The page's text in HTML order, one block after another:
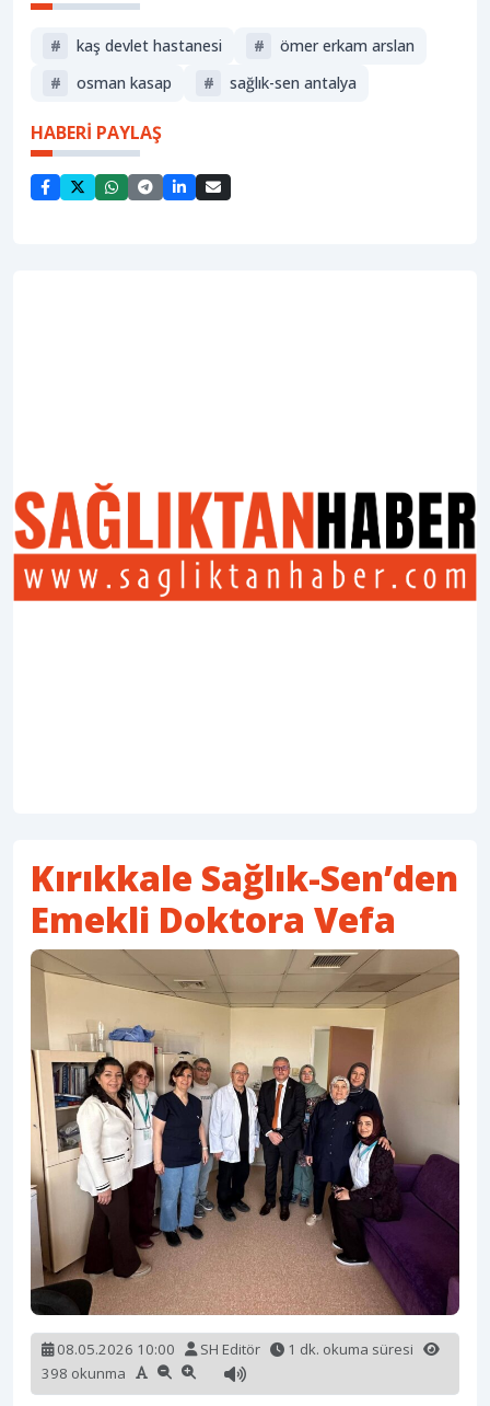
# kaş devlet hastanesi #
ömer erkam arslan
#
osman kasap # sağlık-sen antalya
HABERİ PAYLAŞ
Kırıkkale Sağlık-Sen’den
Emekli Doktora Vefa
08.05.2026 10:00 SH Editör
1 dk. okuma süresi
398 okunma